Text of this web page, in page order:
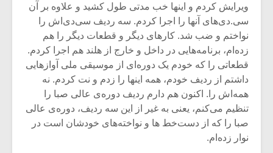
ویرایش کردم و اینها خب مدتی طول کشید و علاوه بر آن
سی.دی‌های آنها را اجرا کردم. سه ردیف سی‌دی‌اش را
نواختم و ضب شد. کارهای دیگر و قطعات دیگر را هم
زده‌ام، برنامه‌هایی در داخل و خارج از هلند هم اجرا کردم.
قطعاتی را که خودم یک دوره‌ای از موسیقی ملی آوازهایی
داشتم از ردیف خودم، همه اینها را زدم و نت کردم. نه
همه‌اش را. اکنون هم دارم ردیف دوره‌ی عالی صبا را
تنظیم می‌کنم، یعنی به غیر از این سه ردیف، دوره‌ی عالی
صبا را که از دست‌خط ها و نواخته‌های خودشان است در
نوار زده‌ام.